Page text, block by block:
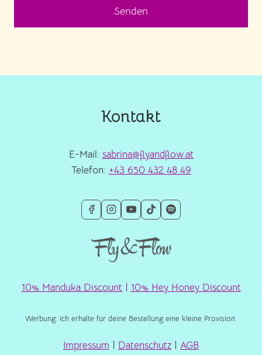
Senden
Kontakt
E-Mail: sabrina@flyandflow.at
Telefon: +43 650 432 48 49
10% Manduka Discount | 10% Hey Honey Discount
Werbung: Ich erhalte für deine Bestellung eine kleine Provision.
Impressum Datenschutz AGB